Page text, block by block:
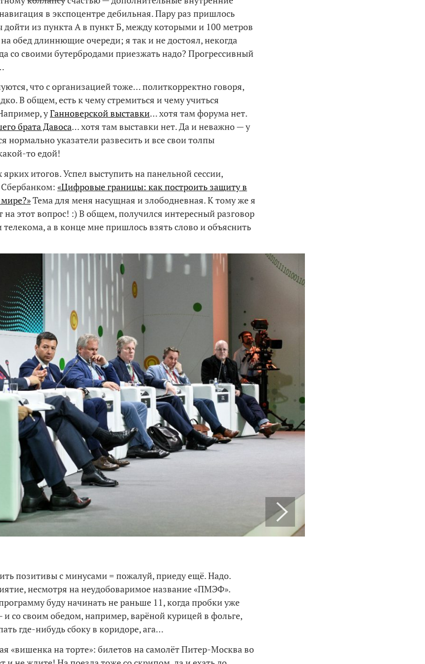
в экспоцентре дебильная. Пару раз пришлось
дойти из пункта А в пункт Б, между которыми и 100 метров
обед длиннющие очереди; я так и не достоял, некогда
со своими бутербродами приезжать надо? Прогрессивный
что с организацией тоже… политкорректно говоря,
В общем, есть к чему стремиться и чему учиться
уГанноверской выставки… хотя там форума нет.
брата Давоса… хотя там выставки нет. Да и неважно — у
нормально указатели развесить и все свои толпы
то едой!
итогов. Успел выступить на панельной сессии,
«Цифровые границы: как построить защиту в
Тема для меня насущная и злободневная. К тому же я
на этот вопрос! :) В общем, получился интересный разговор
телекома, а в конце мне пришлось взять слово и объяснить
позитивы с минусами = пожалуй, приеду ещё. Надо.
несмотря на неудобоваримое название «ПМЭФ».
буду начинать не раньше 11, когда пробки уже
и со своим обедом, например, варёной курицей в фольге,
где-нибудь сбоку в коридоре, ага…
«вишенка на торте»: билетов на самолёт Питер-Москва во